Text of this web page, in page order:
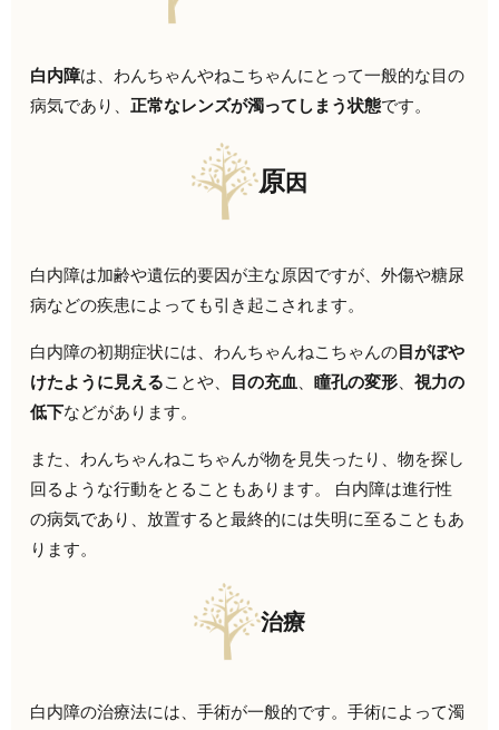
白内障は、わんちゃんやねこちゃんにとって一般的な目の
病気であり、正常なレンズが濁ってしまう状態です。
原因
白内障は加齢や遺伝的要因が主な原因ですが、外傷や糖尿
病などの疾患によっても引き起こされます。
白内障の初期症状には、わんちゃんねこちゃんの目がぼや
けたように見えることや、 目の充血、瞳孔の変形、視力の
低下などがあります。
また、わんちゃんねこちゃんが物を見失ったり、物を探し
回るような行動をとることもあります。 白内障は進行性
の病気であり、 放置すると最終的には失明に至ることもあ
ります。
治療
白内障の治療法には、手術が一般的です。手術によって濁